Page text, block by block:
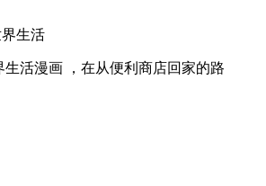
生活
生活漫画 ，在从便利商店回家的路